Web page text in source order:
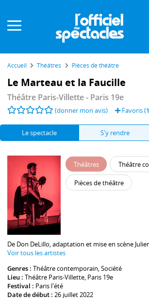
Accueil Théâtres Pièces de théâtre
Le Marteau et la Faucille
Théâtre Paris-Villette- Paris 19e
(donner mon avis) Favoris (1
Le spectacle S'y rendre
Théâtres Théâtre
Pièces de théâtre
De Don DeLillo, adaptation et mise en scène
Voir tous les artistes
Genres : Théâtre contemporain,Société
Lieu : Théâtre Paris-Villette, Paris 19e
Festival : Paris l'été
Date de début : 26 juillet 2022